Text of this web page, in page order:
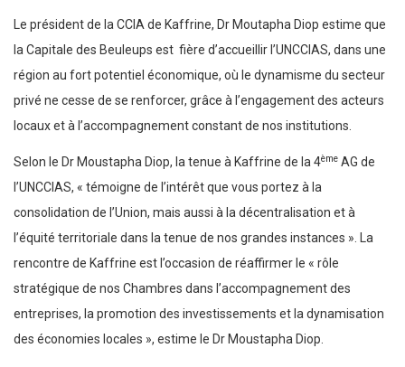
Le président de la CCIA de Kaffrine, Dr Moutapha Diop estime que
la Capitale des Beuleups est fière d’accueillir l’UNCCIAS, dans une
région au fort potentiel économique, où le dynamisme du secteur
privé ne cesse de se renforcer, grâce à l’engagement des acteurs
locaux et à l’accompagnement constant de nos institutions.
Selon le Dr Moustapha Diop, la tenue à Kaffrine de la 4ème AG de
l’UNCCIAS, « témoigne de l’intérêt que vous portez à la
consolidation de l’Union, mais aussi à la décentralisation et à
l’équité territoriale dans la tenue de nos grandes instances ». La
rencontre de Kaffrine est l’occasion de réaffirmer le « rôle
stratégique de nos Chambres dans l’accompagnement des
entreprises, la promotion des investissements et la dynamisation
des économies locales », estime le Dr Moustapha Diop.